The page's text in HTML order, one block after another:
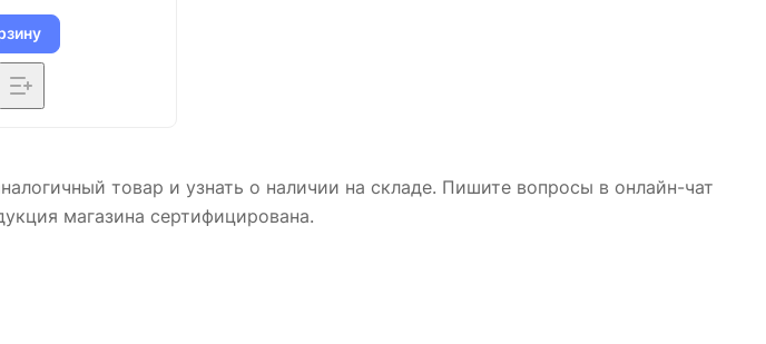
товар и узнать о наличии на складе. Пишите вопросы в онлайн-чат
магазина сертифицирована.